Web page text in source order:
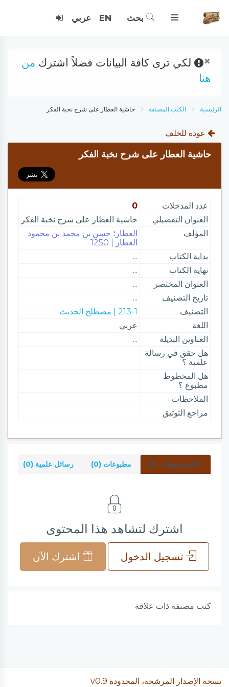
بحث EN عربي
× لكي ترى كافة البيانات فضلاً اشترك من
هنا
الرئيسية الكتب المصنفة حاشية العطار على شرح نخبة الفكر
عودة للخلف
حاشية العطار على شرح نخبة الفكر
عدد المدخلات
0
العنوان التفصيلي
حاشية العطار على شرح نخبة الفكر
المؤلف
العطار؛ حسن بن محمد بن محمود
العطار | 1250
بداية الكتاب
...
نهاية الكتاب
...
العنوان المختصر
...
تاريخ التصنيف
...
التصنيف
213-1 | مصطلح الحديث
اللغة
عربي
العناوين البديلة
...
هل حقق في رسالة
علمية ؟
هل المخطوط
مطبوع ؟
الملاحظات
مراجع التوثيق
المخطوطات (1) مطبوعات (0) رسائل علمية (0)
اشترك لتشاهد هذا المحتوى
تسجيل الدخول اشترك الآن
كتب مصنفة ذات علاقة
نسخة الإصدار المرشحة، المحدودة v0.9